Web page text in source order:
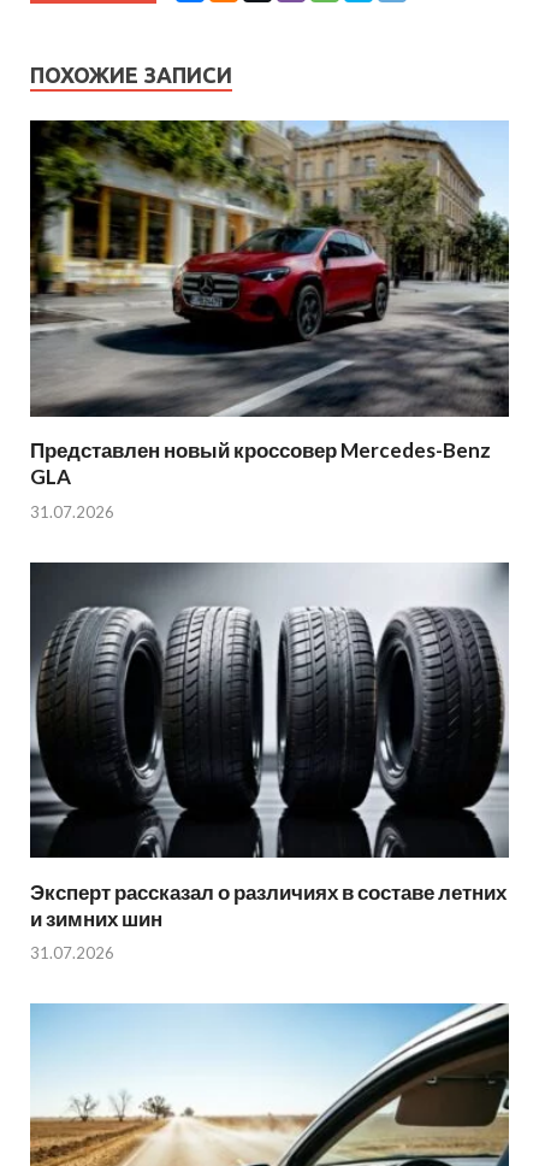
ПОХОЖИЕ ЗАПИСИ
Представлен новый кроссовер Mercedes-Benz
GLA
31.07.2026
Эксперт рассказал о различиях в составе летних
и зимних шин
31.07.2026